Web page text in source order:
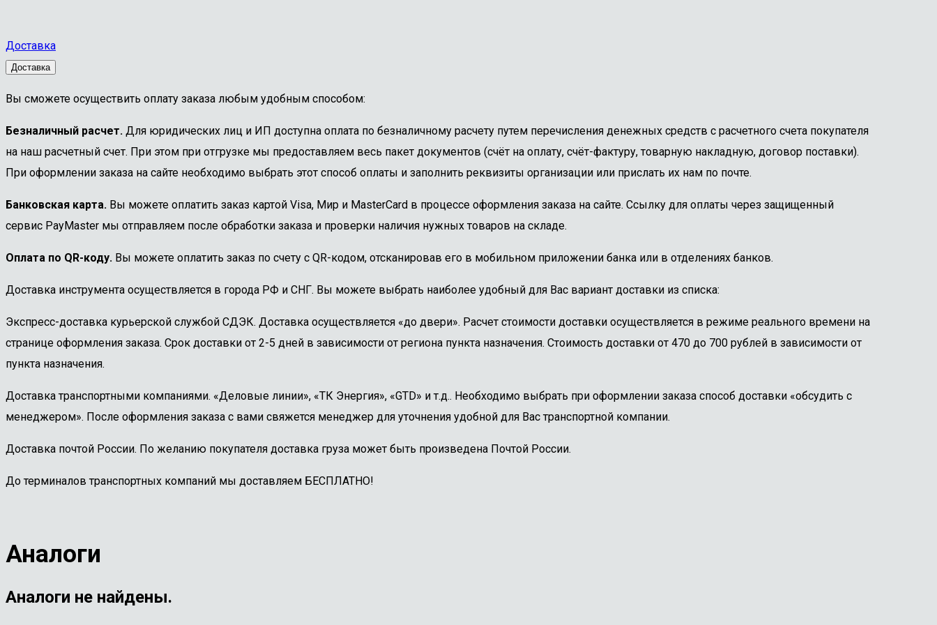
Доставка
Доставка
Вы сможете осуществить оплату заказа любым удобным способом:
Безналичный расчет. Для юридических лиц и ИП доступна оплата по безналичному расчету путем перечисления денежных средств с расчетного счета покупателя
на наш расчетный счет. При этом при отгрузке мы предоставляем весь пакет документов (счёт на оплату, счёт-фактуру, товарную накладную, договор поставки).
При оформлении заказа на сайте необходимо выбрать этот способ оплаты и заполнить реквизиты организации или прислать их нам по почте.
Банковская карта. Вы можете оплатить заказ картой Visa, Мир и MasterCard в процессе оформления заказа на сайте. Ссылку для оплаты через защищенный
сервис PayMaster мы отправляем после обработки заказа и проверки наличия нужных товаров на складе.
Оплата по QR-коду. Вы можете оплатить заказ по счету с QR-кодом, отсканировав его в мобильном приложении банка или в отделениях банков.
Доставка инструмента осуществляется в города РФ и СНГ. Вы можете выбрать наиболее удобный для Вас вариант доставки из списка:
Экспресс-доставка курьерской службой СДЭК. Доставка осуществляется «до двери». Расчет стоимости доставки осуществляется в режиме реального времени на
странице оформления заказа. Срок доставки от 2-5 дней в зависимости от региона пункта назначения. Стоимость доставки от 470 до 700 рублей в зависимости от
пункта назначения.
Доставка транспортными компаниями. «Деловые линии», «ТК Энергия», «GTD» и т.д.. Необходимо выбрать при оформлении заказа способ доставки «обсудить с
менеджером». После оформления заказа с вами свяжется менеджер для уточнения удобной для Вас транспортной компании.
Доставка почтой России. По желанию покупателя доставка груза может быть произведена Почтой России.
До терминалов транспортных компаний мы доставляем БЕСПЛАТНО!
Аналоги
Аналоги не найдены.